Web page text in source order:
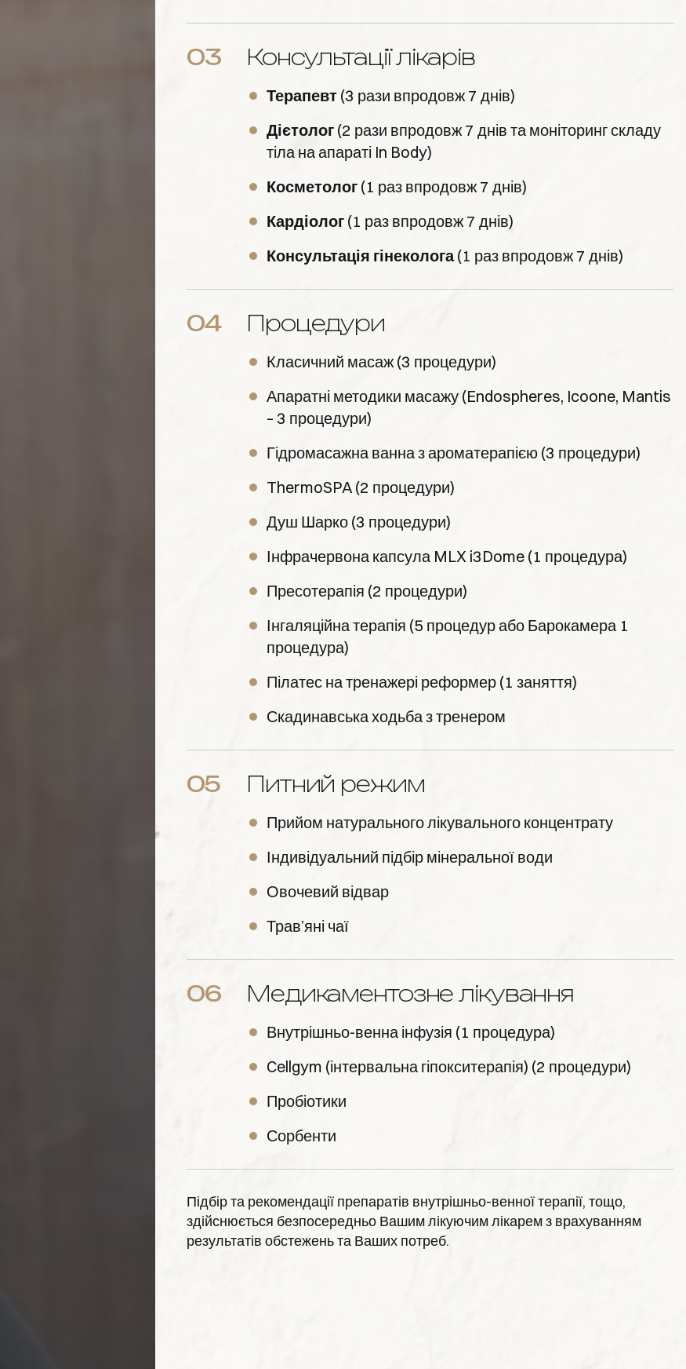
03 Консультації лікарів
Терапевт (3 рази впродовж 7 днів)
Дієтолог (2 рази впродовж 7 днів та моніторинг складу
тіла на апараті In Body)
Косметолог (1 раз впродовж 7 днів)
Кардіолог (1 раз впродовж 7 днів)
Консультація гінеколога(1 раз впродовж 7 днів)
04 Процедури
Класичний масаж (3 процедури)
Апаратні методики масажу (Endospheres, Icoone, Mantis
– 3 процедури)
Гідромасажна ванна з ароматерапією (3 процедури)
ThermoSPA (2 процедури)
Душ Шарко (3 процедури)
Інфрачервона капсула MLX i3Dome (1 процедура)
Пресотерапія (2 процедури)
Інгаляційна терапія (5 процедур або Барокамера 1
процедура)
Пілатес на тренажері реформер (1 заняття)
Скадинавська ходьба з тренером
05 Питний режим
Прийом натурального лікувального концентрату
Індивідуальний підбір мінеральної води
Овочевий відвар
Трав’яні чаї
06 Медикаментозне лікування
Внутрішньо-венна інфузія (1 процедура)
Cellgym (інтервальна гіпокситерапія) (2 процедури)
Пробіотики
Сорбенти
Підбір та рекомендації препаратів внутрішньо-венної терапії, тощо,
здійснюється безпосередньо Вашим лікуючим лікарем з врахуванням
результатів обстежень та Ваших потреб.